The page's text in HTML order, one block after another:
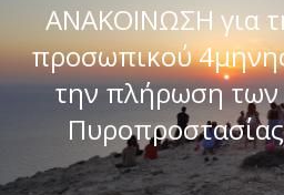
ΑΝΑΚΟΙΝΩΣΗ για
προσωπικού
την πλήρωση των